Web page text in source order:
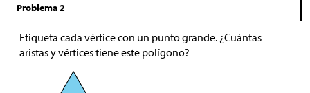
Problema 2
Etiqueta cada vértice con un punto grande. ¿Cuántas
aristas y vértices tiene este polígono?